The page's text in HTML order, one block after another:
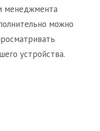
менеджмента
можно
устройства.